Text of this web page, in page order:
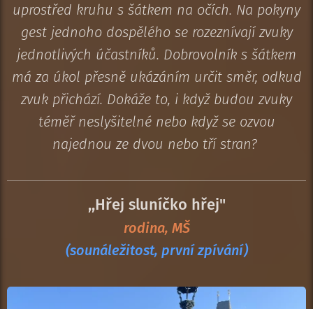
uprostřed kruhu s šátkem na očích. Na pokyny
gest jednoho dospělého se rozeznívají zvuky
jednotlivých účastníků. Dobrovolník s šátkem
má za úkol přesně ukázáním určit směr, odkud
zvuk přichází. Dokáže to, i když budou zvuky
téměř neslyšitelné nebo když se ozvou
najednou ze dvou nebo tří stran?
,,Hřej sluníčko hřej"
rodina, MŠ
(sounáležitost, první zpívání)